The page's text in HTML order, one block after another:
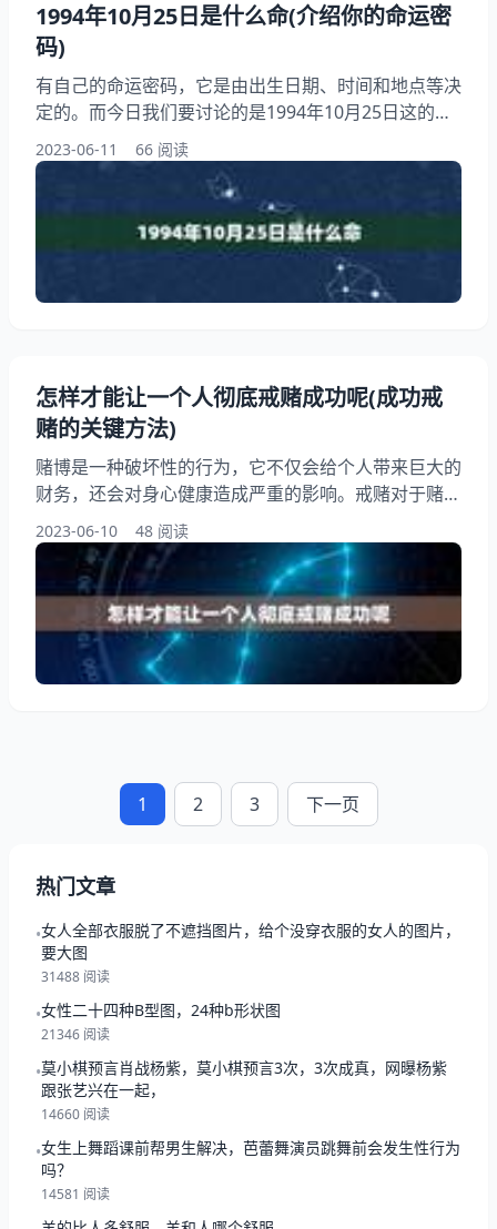
1994年10月25日是什么命(介绍你的命运密
码)
有自己的命运密码，它是由出生日期、时间和地点等决
定的。而今日我们要讨论的是1994年10月25日这的命
运密码。通过了解自己的命运密码，我们可以更好地认
识自己，找到自己的优势和劣势，从而更好地规划自己
的人生道路。让我们一起介绍1994年10月25日的命运
密码。 一、命运密码的含义 命运密码是通过出生日
期、时间和地点等计算出来的一组数字，它代表了一个
人的性格、天赋、优势和劣势等方面的信息
2023-06-11 66 阅读
怎样才能让一个人彻底戒赌成功呢(成功戒
赌的关键方法)
赌博是一种破坏性的行为，它不仅会给个人带来巨大的
财务，还会对身心健康造成严重的影响。戒赌对于赌博
成瘾者来说是至关。但是，戒赌并不是一件容易的事
情，需要付出巨大的努力和毅力。本文将介绍成功戒赌
的关键方法，希望能够帮助需要戒赌的人们找到正确的
方法和方向。 一、认识赌博成瘾的危害 赌博成瘾是一
种心理疾病，它会对个人的身心健康造成严重的影响。
赌博成瘾者会因为赌博而失去大量的财产，甚至导致破
产
2023-06-10 48 阅读
1 2 3 下一页
热门文章
•女人全部衣服脱了不遮挡图片，给个没穿衣服的女人的图片，
要大图
31488 阅读
•女性二十四种B型图，24种b形状图
21346 阅读
•莫小棋预言肖战杨紫，莫小棋预言3次，3次成真，网曝杨紫
跟张艺兴在一起，
14660 阅读
•女生上舞蹈课前帮男生解决，芭蕾舞演员跳舞前会发生性行为
吗？
14581 阅读